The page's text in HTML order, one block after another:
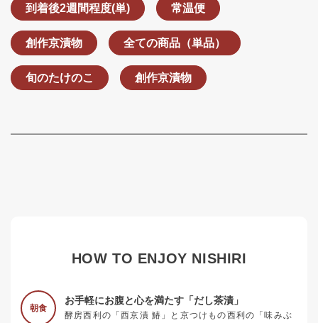
到着後2週間程度(単) 常温便
創作京漬物 全ての商品（単品）
旬のたけのこ 創作京漬物
HOW TO ENJOY NISHIRI
朝食
お手軽にお腹と心を満たす「だし茶漬」
酵房西利の「西京漬 鰆」と京つけもの西利の「味みぶ